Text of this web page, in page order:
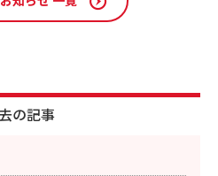
の記事